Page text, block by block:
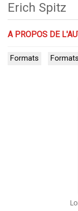
Erich Spitz
A PROPOS DE
Formats